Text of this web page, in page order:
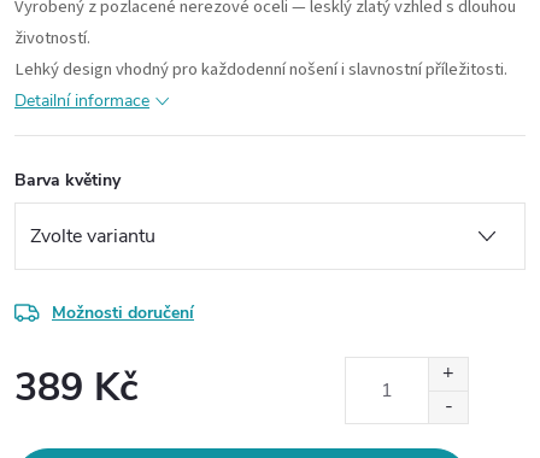
Vyrobený z pozlacené nerezové oceli — lesklý zlatý vzhled s dlouhou
životností.
Lehký design vhodný pro každodenní nošení i slavnostní příležitosti.
Detailní informace
Barva květiny
Možnosti doručení
389 Kč